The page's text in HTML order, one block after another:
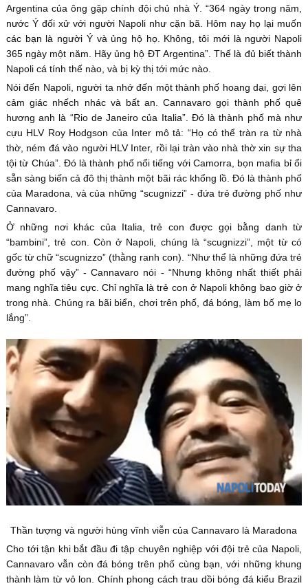
Argentina của ông gặp chính đội chủ nhà Ý. “364 ngày trong năm,
nước Ý đối xử với người Napoli như cặn bã. Hôm nay họ lại muốn
các bạn là người Ý và ủng hộ họ. Không, tôi mới là người Napoli
365 ngày một năm. Hãy ủng hộ ĐT Argentina”. Thế là đủ biết thành
Napoli cá tính thế nào, và bị kỳ thị tới mức nào.
Nói đến Napoli, người ta nhớ đến một thành phố hoang dại, gợi lên
cảm giác nhếch nhác và bất an. Cannavaro gọi thành phố quê
hương anh là “Rio de Janeiro của Italia”. Đó là thành phố mà như
cựu HLV Roy Hodgson của Inter mô tả: “Họ có thể tràn ra từ nhà
thờ, ném đá vào người HLV Inter, rồi lại tràn vào nhà thờ xin sự tha
tội từ Chúa”. Đó là thành phố nổi tiếng với Camorra, bọn mafia bỉ ổi
sẵn sàng biến cả đô thị thành một bãi rác khổng lồ. Đó là thành phố
của Maradona, và của những “scugnizzi” - đứa trẻ đường phố như
Cannavaro.
Ở những nơi khác của Italia, trẻ con được gọi bằng danh từ
“bambini”, trẻ con. Còn ở Napoli, chúng là “scugnizzi”, một từ có
gốc từ chữ “scugnizzo” (thằng ranh con). “Như thể là những đứa trẻ
đường phố vậy” - Cannavaro nói - “Nhưng không nhất thiết phải
mang nghĩa tiêu cực. Chỉ nghĩa là trẻ con ở Napoli không bao giờ ở
trong nhà. Chúng ra bãi biển, chơi trên phố, đá bóng, làm bố mẹ lo
lắng”.
Thần tượng và người hùng vĩnh viễn của Cannavaro là Maradona
Cho tới tận khi bắt đầu đi tập chuyên nghiệp với đội trẻ của Napoli,
Cannavaro vẫn còn đá bóng trên phố cùng bạn, với những khung
thành làm từ vỏ lon. Chính phong cách trau dồi bóng đá kiểu Brazil